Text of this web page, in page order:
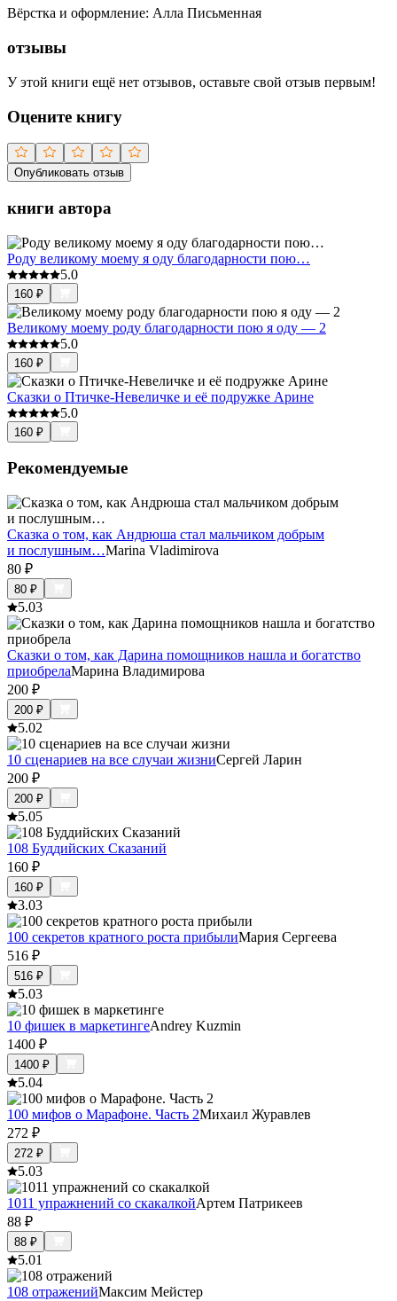
Вёрстка и оформление: Алла Письменная
отзывы
У этой книги ещё нет отзывов, оставьте свой отзыв первым!
Оцените книгу
Опубликовать отзыв
книги автора
Роду великому моему я оду благодарности пою…
5.0
160 ₽
Великому моему роду благодарности пою я оду — 2
5.0
160 ₽
Сказки о Птичке-Невеличке и её подружке Арине
5.0
160 ₽
Рекомендуемые
Сказка о том, как Андрюша стал мальчиком добрым
и послушным…Marina Vladimirova
80 ₽
80 ₽
5.03
Сказки о том, как Дарина помощников нашла и богатство
приобрелаМарина Владимирова
200 ₽
200 ₽
5.02
10 сценариев на все случаи жизниСергей Ларин
200 ₽
200 ₽
5.05
108 Буддийских Сказаний
160 ₽
160 ₽
3.03
100 секретов кратного роста прибылиМария Сергеева
516 ₽
516 ₽
5.03
10 фишек в маркетингеAndrey Kuzmin
1400 ₽
1400 ₽
5.04
100 мифов о Марафоне. Часть 2Михаил Журавлев
272 ₽
272 ₽
5.03
1011 упражнений со скакалкойАртем Патрикеев
88 ₽
88 ₽
5.01
108 отраженийМаксим Мейстер